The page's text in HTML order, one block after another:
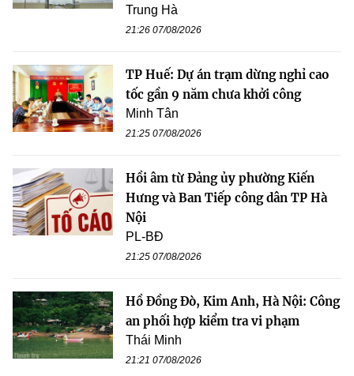
Trung Hà
21:26 07/08/2026
TP Huế: Dự án trạm dừng nghỉ cao
tốc gần 9 năm chưa khởi công
Minh Tân
21:25 07/08/2026
Hồi âm từ Đảng ủy phường Kiến
Hưng và Ban Tiếp công dân TP Hà
Nội
PL-BĐ
21:25 07/08/2026
Hồ Đồng Đò, Kim Anh, Hà Nội: Công
an phối hợp kiểm tra vi phạm
Thái Minh
21:21 07/08/2026